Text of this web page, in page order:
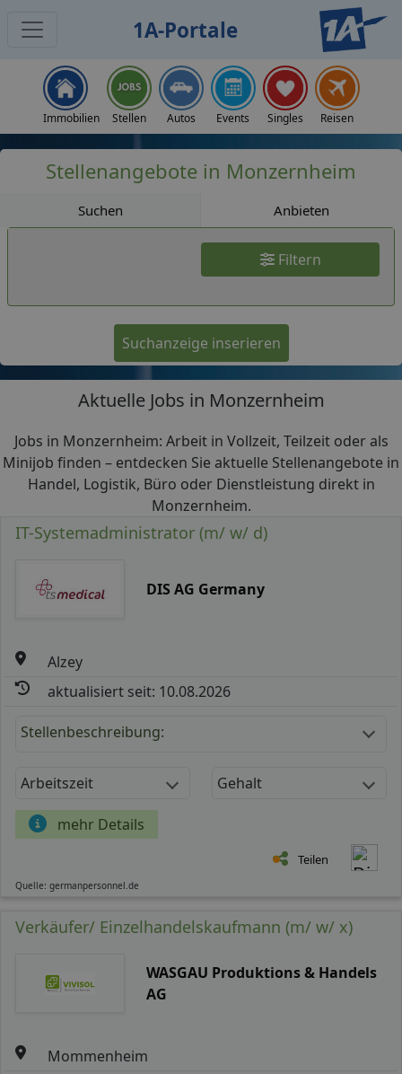
1A-Portale
Immobilien Stellen Autos Events Singles Reisen
Stellenangebote in Monzernheim
Suchen Anbieten
Filtern
Suchanzeige inserieren
Aktuelle Jobs in Monzernheim
Jobs in Monzernheim: Arbeit in Vollzeit, Teilzeit oder als
Minijob finden – entdecken Sie aktuelle Stellenangebote in
Handel, Logistik, Büro oder Dienstleistung direkt in
Monzernheim.
IT-Systemadministrator (m/ w/ d)
DIS AG Germany
Alzey
aktualisiert seit: 10.08.2026
Stellenbeschreibung:
Arbeitszeit Gehalt
mehr Details
Teilen
Quelle: germanpersonnel.de
Verkäufer/ Einzelhandelskaufmann (m/ w/ x)
WASGAU Produktions & Handels
AG
Mommenheim